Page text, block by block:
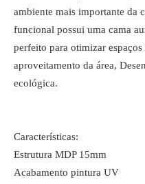
ambiente mais importante da
funcional possui uma cama
perfeito para otimizar
aproveitamento da área,
ecológica.
Características:
Estrutura MDP 15mm
Acabamento pintura UV